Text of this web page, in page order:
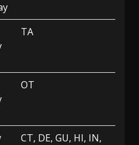
TA
OT
CT, DE, GU, HI, IN,